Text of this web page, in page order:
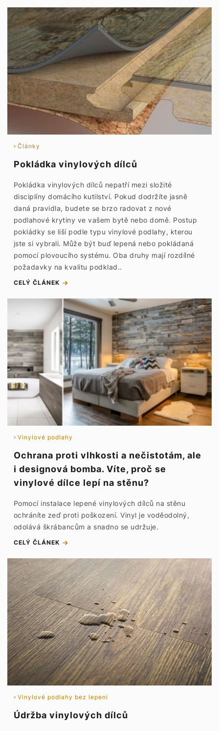
Články
Pokládka vinylových dílců
Pokládka vinylových dílců nepatří mezi složité
disciplíny domácího kutilství. Pokud dodržíte jasně
daná pravidla, budete se brzo radovat z nové
podlahové krytiny ve vašem bytě nebo domě. Postup
pokládky se liší podle typu vinylové podlahy, kterou
jste si vybrali. Může být buď lepená nebo pokládaná
pomocí plovoucího systému. Oba druhy mají rozdílné
požadavky na kvalitu podklad..
CELÝ ČLÁNEK
Vinylové podlahy
Ochrana proti vlhkosti a nečistotám, ale
i designová bomba. Víte, proč se
vinylové dílce lepí na stěnu?
Pomocí instalace lepené vinylových dílců na stěnu
ochráníte zeď proti poškození. Vinyl je voděodolný,
odolává škrábancům a snadno se udržuje.
CELÝ ČLÁNEK
Vinylové podlahy bez lepení
Údržba vinylových dílců